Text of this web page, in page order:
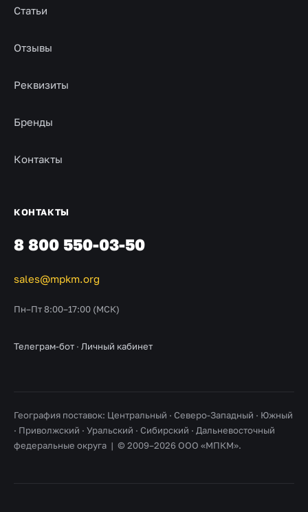
Статьи
Отзывы
Реквизиты
Бренды
Контакты
КОНТАКТЫ
8 800 550-03-50
sales@mpkm.org
Пн–Пт 8:00–17:00 (МСК)
Телеграм-бот · Личный кабинет
География поставок: Центральный · Северо-Западный · Южный
· Приволжский · Уральский · Сибирский · Дальневосточный
федеральные округа | © 2009–2026 ООО «МПКМ».